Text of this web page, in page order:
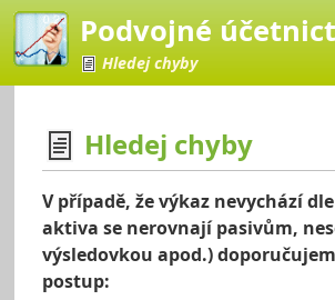
Podvojné
Hledej chyby
Hledej chyby
V případě, že výkaz nevychází
aktiva se nerovnají pasivům,
výsledovkou apod.)
postup: